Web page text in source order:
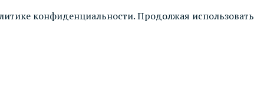
конфиденциальности. Продолжая использовать